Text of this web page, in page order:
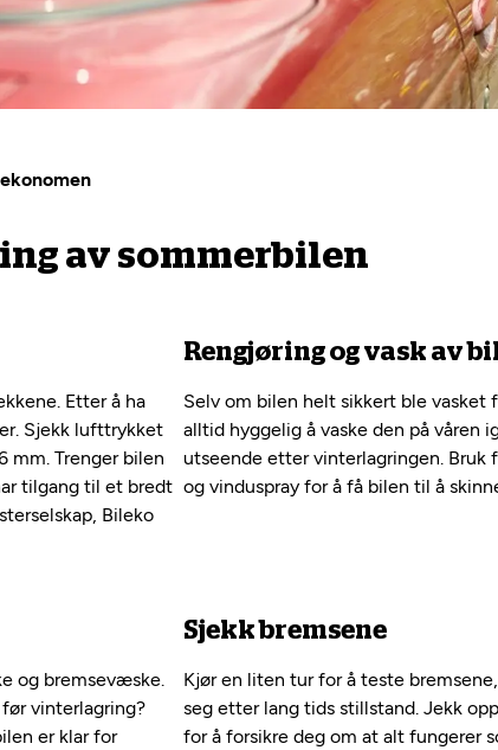
av sommerbilen
Etter å ha
Sjekk lufttrykket
mm. Trenger bilen
tilgang til et bredt
Bileko
Rengjøring og vask av
Selv om bilen helt sikkert ble vasket
alltid hyggelig å vaske den på våren
utseende etter vinterlagringen. Bruk
og vinduspray for å få bilen til å
og bremsevæske.
vinterlagring?
er klar for
Sjekk bremsene
Kjør en liten tur for å teste
seg etter lang tids stillstand. Jekk
for å forsikre deg om at alt fungerer